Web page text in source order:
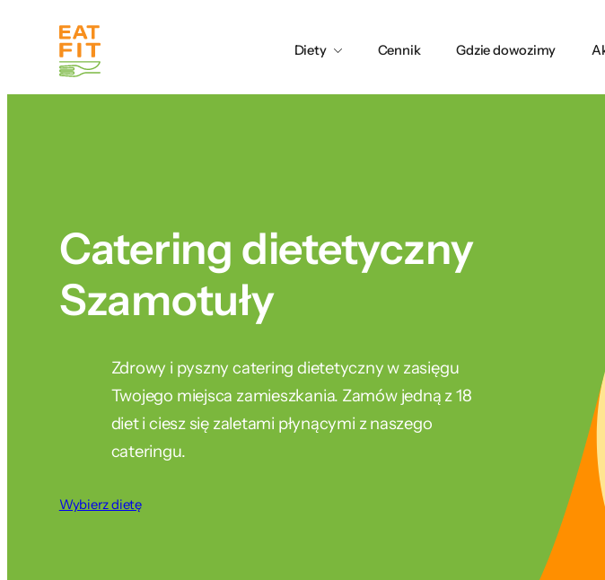
Diety Cennik Gdzie dowozimy
Catering dietetyczny
Szamotuły
Zdrowy i pyszny catering dietetyczny w zasięgu
Twojego miejsca zamieszkania. Zamów jedną z 18
diet i ciesz się zaletami płynącymi z naszego
cateringu.
Wybierz dietę